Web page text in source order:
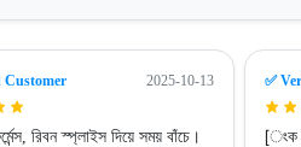
Customer 2025-10-13
রিবন স্প্লাইস দিয়ে সময় বাঁচে।
✅
[ংক